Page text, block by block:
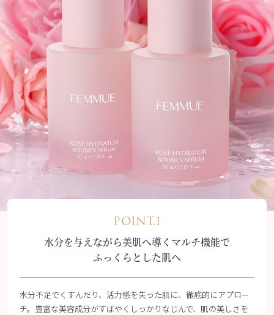
POINT.1
水分を与えながら美肌へ導くマルチ機能で
ふっくらとした肌へ
水分不足でくすんだり、活力感を失った肌に、徹底的にアプロー
チ。豊富な美容成分がすばやくしっかりなじんで、肌の美しさを